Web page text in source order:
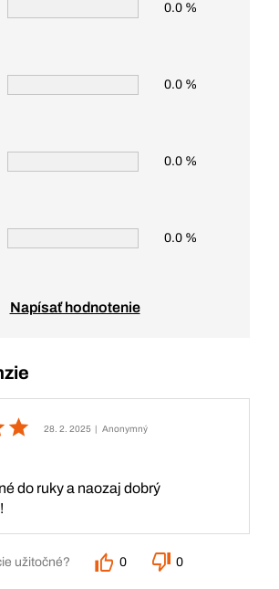
0.0 %
0.0 %
0.0 %
0.0 %
Napísať hodnotenie
28. 2. 2025 | Anonymný
do ruky a naozaj dobrý
užitočné? 0 0